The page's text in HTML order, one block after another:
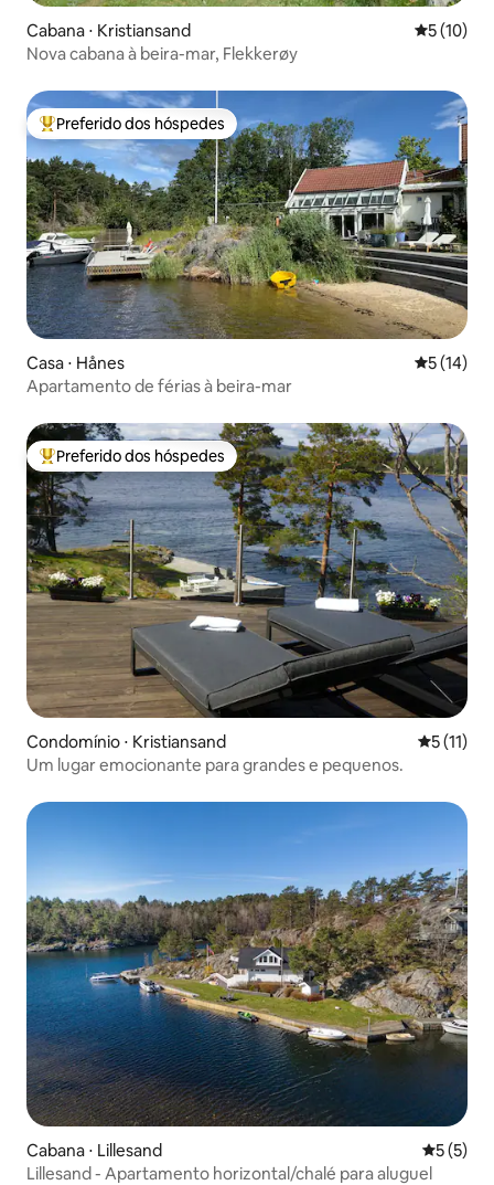
Cabana ⋅ Kristiansand 5 de uma
5 (10)
Nova cabana à beira-mar, Flekkerøy
Entre os melhores preferidos dos hóspedes
Preferido dos hóspedes
Casa ⋅ Hånes 5 de uma
5 (14)
Apartamento de férias à beira-mar
Entre os melhores preferidos dos hóspedes
Preferido dos hóspedes
Condomínio ⋅ Kristiansand 5 de uma
5 (11)
Um lugar emocionante para grandes e pequenos.
Cabana ⋅ Lillesand 5 de
5 (5)
Lillesand - Apartamento horizontal/chalé para aluguel